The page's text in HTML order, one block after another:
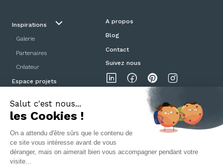
Inspirations
Galerie
Partenaires
Créateur
Espace projets
A propos
Blog
Contact
Suivez nous
Mentions légalesPolitique de confidentialitéCGV